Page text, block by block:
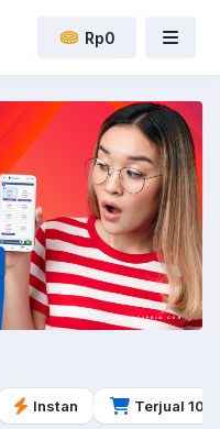
Rp0
Instan Terjual